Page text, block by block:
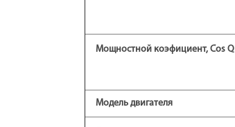
Мощностной коэфициент, Cos Q
Модель двигателя